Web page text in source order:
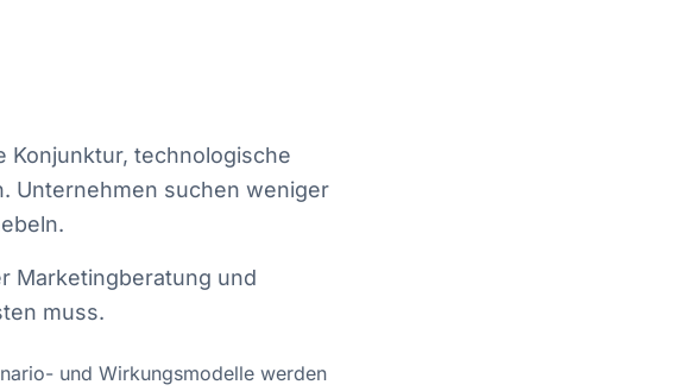
Konjunktur, technologische
Unternehmen suchen weniger
Marketingberatung und
muss.
und Wirkungsmodelle werden